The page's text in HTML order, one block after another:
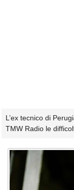
L’ex tecnico di
TMW Radio le